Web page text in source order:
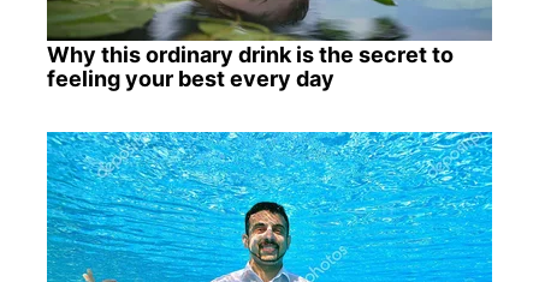
Why this ordinary drink is the secret to
feeling your best every day